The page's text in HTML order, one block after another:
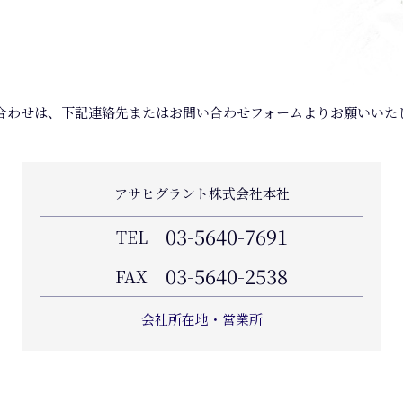
わせは、下記連絡先またはお問い合わせフォームよりお願いいた
アサヒグラント株式会社本社
TEL 03-5640-7691
FAX 03-5640-2538
会社所在地・営業所